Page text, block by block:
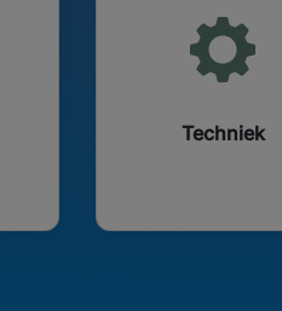
Techniek